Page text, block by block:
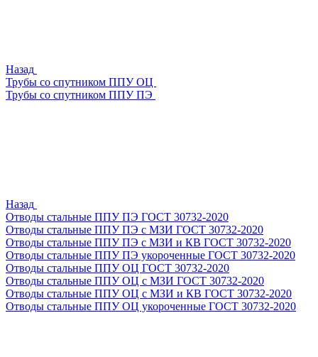
Назад
Трубы со спутником ППУ ОЦ
Трубы со спутником ППУ ПЭ
Назад
Отводы стальные ППУ ПЭ ГОСТ 30732-2020
Отводы стальные ППУ ПЭ с МЗИ ГОСТ 30732-2020
Отводы стальные ППУ ПЭ с МЗИ и КВ ГОСТ 30732-2020
Отводы стальные ППУ ПЭ укороченные ГОСТ 30732-2020
Отводы стальные ППУ ОЦ ГОСТ 30732-2020
Отводы стальные ППУ ОЦ с МЗИ ГОСТ 30732-2020
Отводы стальные ППУ ОЦ с МЗИ и КВ ГОСТ 30732-2020
Отводы стальные ППУ ОЦ укороченные ГОСТ 30732-2020